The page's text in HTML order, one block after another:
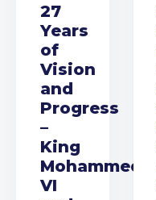
27
Years
of
Vision
and
Progress
–
King
Mohammed
VI